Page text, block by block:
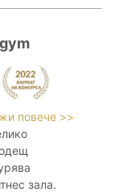
повече >>
зала.